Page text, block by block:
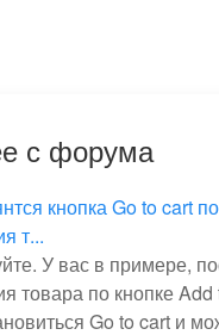
с форума
кнопка Go to cart
т...
У вас в примере,
товара по кнопке Add
Go to cart и